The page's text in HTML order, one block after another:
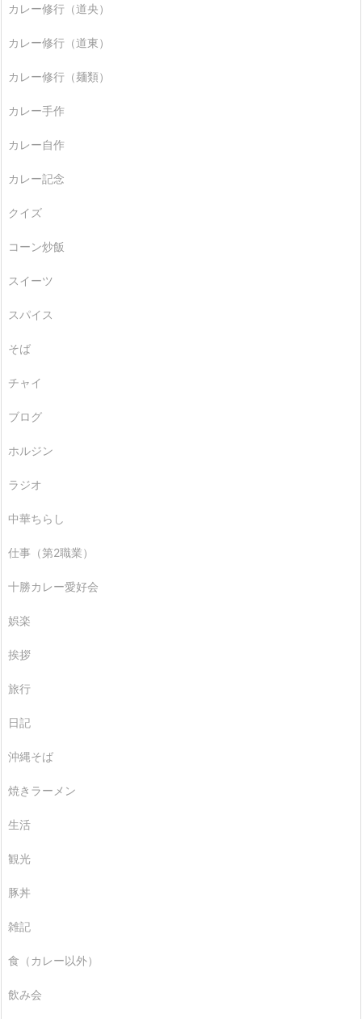
カレー修行（道央）
カレー修行（道東）
カレー修行（麺類）
カレー手作
カレー自作
カレー記念
クイズ
コーン炒飯
スイーツ
スパイス
そば
チャイ
ブログ
ホルジン
ラジオ
中華ちらし
仕事（第2職業）
十勝カレー愛好会
娯楽
挨拶
旅行
日記
沖縄そば
焼きラーメン
生活
観光
豚丼
雑記
食（カレー以外）
飲み会